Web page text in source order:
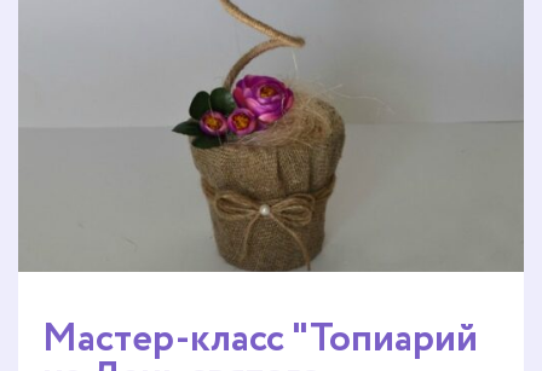
Мастер-класс "Топиарий